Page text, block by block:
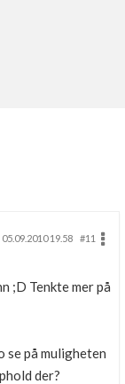
05.09.2010 19.58
#11
;D Tenkte mer på
se på muligheten
der?